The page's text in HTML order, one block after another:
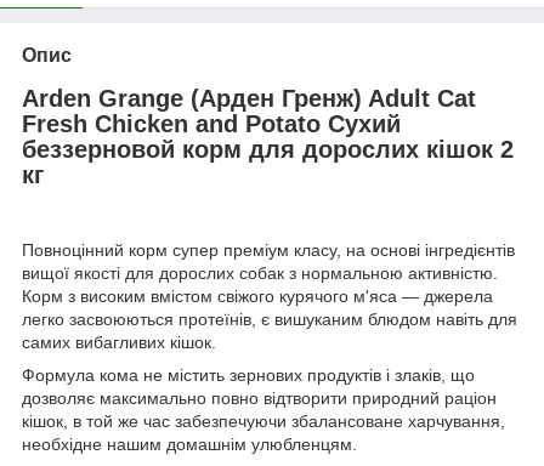
Опис
Arden Grange (Арден Гренж) Adult Cat
Fresh Chicken and Potato Сухий
беззерновой корм для дорослих кішок 2
кг
Повноцінний корм супер преміум класу, на основі інгредієнтів
вищої якості для дорослих собак з нормальною активністю.
Корм з високим вмістом свіжого курячого м'яса — джерела
легко засвоюються протеїнів, є вишуканим блюдом навіть для
самих вибагливих кішок.
Формула кома не містить зернових продуктів і злаків, що
дозволяє максимально повно відтворити природний раціон
кішок, в той же час забезпечуючи збалансоване харчування,
необхідне нашим домашнім улюбленцям.